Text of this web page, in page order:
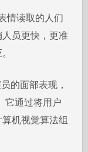
情读取的人们
员更快，更准
的面部表现，
它通过将用户
机视觉算法组